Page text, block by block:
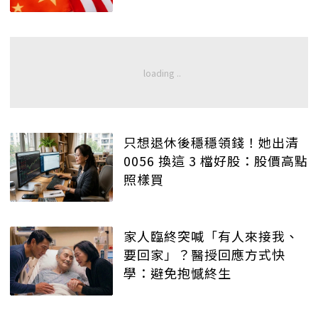
只想退休後穩穩領錢！她出清
0056 換這 3 檔好股：股價高點
照樣買
家人臨終突喊「有人來接我、
要回家」？醫授回應方式快
學：避免抱憾終生